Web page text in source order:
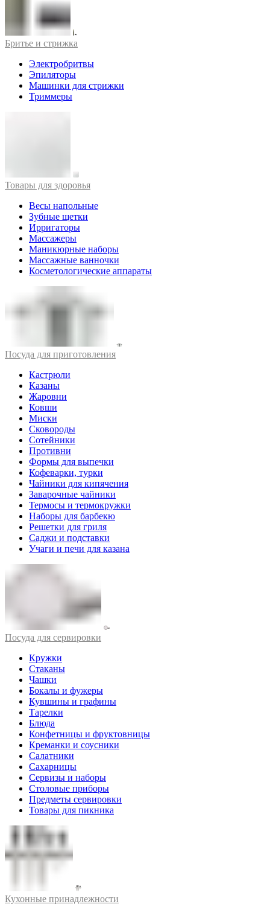
Бритье и стрижка
Электробритвы
Эпиляторы
Машинки для стрижки
Триммеры
Товары для здоровья
Весы напольные
Зубные щетки
Ирригаторы
Массажеры
Маникюрные наборы
Массажные ванночки
Косметологические аппараты
Посуда для приготовления
Кастрюли
Казаны
Жаровни
Ковши
Миски
Сковороды
Сотейники
Противни
Формы для выпечки
Кофеварки, турки
Чайники для кипячения
Заварочные чайники
Термосы и термокружки
Наборы для барбекю
Решетки для гриля
Саджи и подставки
Учаги и печи для казана
Посуда для сервировки
Кружки
Стаканы
Чашки
Бокалы и фужеры
Кувшины и графины
Тарелки
Блюда
Конфетницы и фруктовницы
Креманки и соусники
Салатники
Сахарницы
Сервизы и наборы
Столовые приборы
Предметы сервировки
Товары для пикника
Кухонные принадлежности